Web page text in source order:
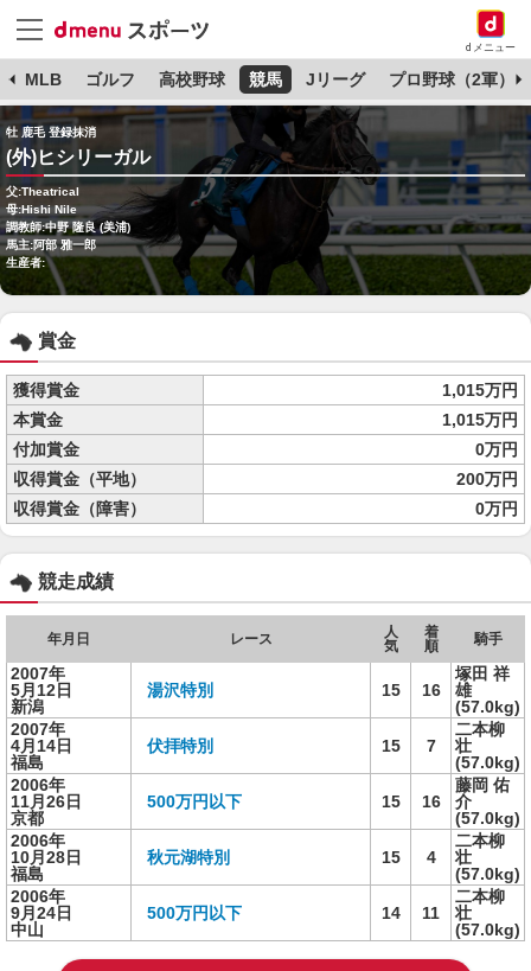
dメニュー
MLB ゴルフ 高校野球 競馬 Jリーグ プロ野球（2軍）
牡 鹿毛 登録抹消
(外)ヒシリーガル
父:Theatrical
母:Hishi Nile
調教師:中野 隆良 (美浦)
馬主:阿部 雅一郎
生産者:
賞金
獲得賞金
1,015万円
本賞金
1,015万円
付加賞金
0万円
収得賞金（平地）
200万円
収得賞金（障害）
0万円
競走成績
年月日 レース
人
気
着
順
騎手
2007年
5月12日
新潟
湯沢特別 15 16
塚田 祥
雄
(57.0kg)
2007年
4月14日
福島
伏拝特別 15 7
二本柳
壮
(57.0kg)
2006年
11月26日
京都
500万円以下 15 16
藤岡 佑
介
(57.0kg)
2006年
10月28日
福島
秋元湖特別 15 4
二本柳
壮
(57.0kg)
2006年
9月24日
中山
500万円以下 14 11
二本柳
壮
(57.0kg)